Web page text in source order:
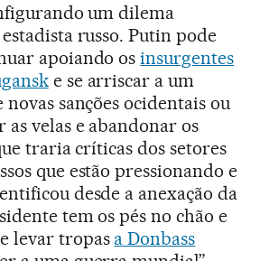
um dilema
russo. Putin pode
apoiando osinsurgentes
e se arriscar a um
sanções ocidentais ou
velas e abandonar os
traria críticas dos setores
que estão pressionando e
desde a anexação da
tem os pés no chão e
levar tropas a Donbass